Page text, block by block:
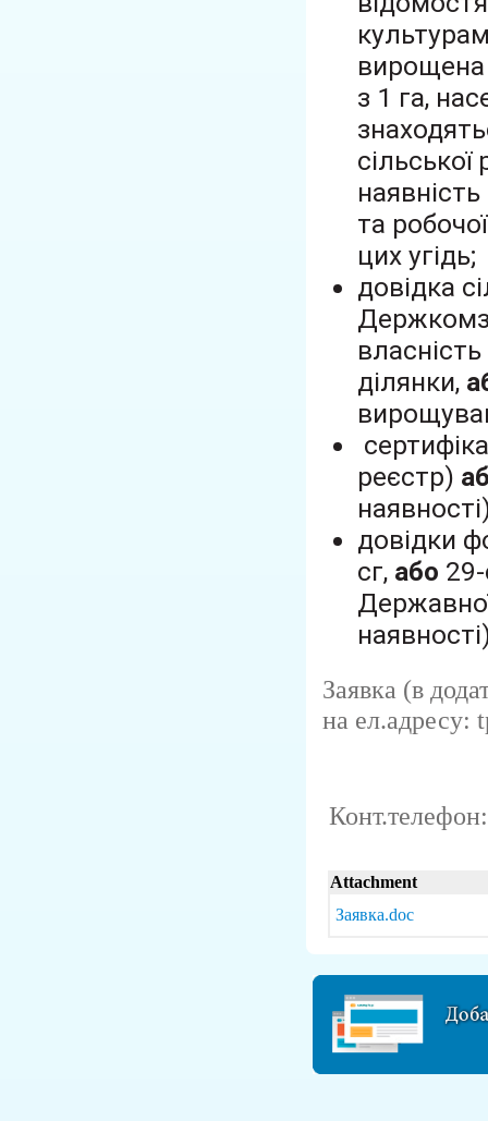
вирощена
з 1 га,
та
цих угідь;
довідка
ділянки,
реєстр)
довідки
сг, або
Заявка (в
на ел.адресу:
Attachment
Заявка.doc